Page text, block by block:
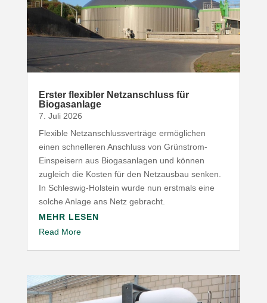
Erster flexibler Netz­an­schluss für
Biogasanlage
7. Juli 2026
Flexible Netz­an­schluss­ver­träge ermög­lichen
einen schnel­leren Anschluss von Grünstrom-​
Einspeisern aus Biogas­an­lagen und können
zugleich die Kosten für den Netz­ausbau senken.
In Schleswig-​Holstein wurde nun erstmals eine
solche Anlage ans Netz gebracht.
MEHR LESEN
Read More